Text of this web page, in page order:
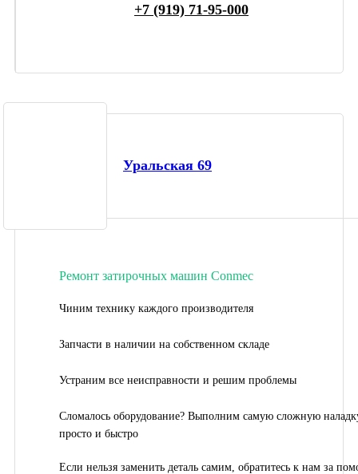
+7 (919) 71-95-000
Уральская 69
Ремонт затирочных машин Conmec
Чиним технику каждого производителя
Запчасти в наличии на собственном складе
Устраним все неисправности и решим проблемы
Сломалось оборудование? Выполним самую сложную
просто и быстро
Если нельзя заменить деталь самим, обратитесь к нам за